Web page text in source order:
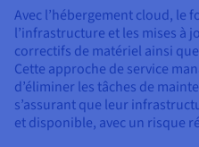
Avec l’hébergement cloud, le
l’infrastructure et les mises à
correctifs de matériel ainsi
Cette approche de service
d’éliminer les tâches de
s’assurant que leur
et disponible, avec un risque